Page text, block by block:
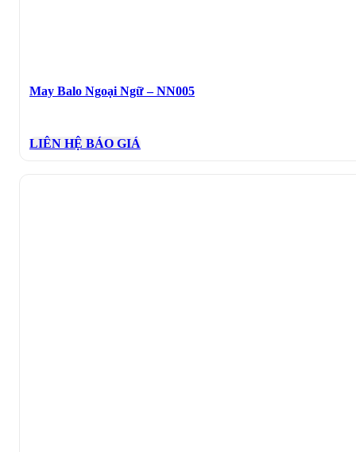
May Balo Ngoại Ngữ – NN005
LIÊN HỆ BÁO GIÁ